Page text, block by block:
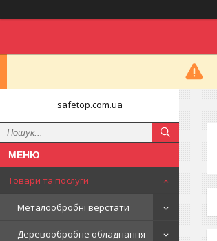
safetop.com.ua
Товари та послуги
Металообробні верстати
Деревообробне обладнання